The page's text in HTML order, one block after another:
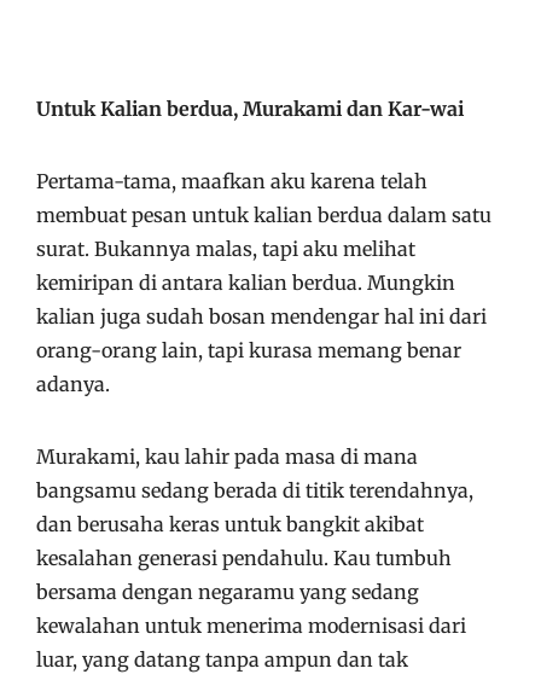
Untuk Kalian berdua, Murakami dan Kar-wai
Pertama-tama, maafkan aku karena telah
membuat pesan untuk kalian berdua dalam satu
surat. Bukannya malas, tapi aku melihat
kemiripan di antara kalian berdua. Mungkin
kalian juga sudah bosan mendengar hal ini dari
orang-orang lain, tapi kurasa memang benar
adanya.
Murakami, kau lahir pada masa di mana
bangsamu sedang berada di titik terendahnya,
dan berusaha keras untuk bangkit akibat
kesalahan generasi pendahulu. Kau tumbuh
bersama dengan negaramu yang sedang
kewalahan untuk menerima modernisasi dari
luar, yang datang tanpa ampun dan tak